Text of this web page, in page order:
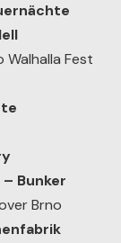
Fest
Bunker
Brno